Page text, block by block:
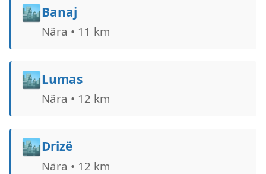
🏙️Banaj
Nära • 11 km
🏙️Lumas
Nära • 12 km
🏙️Drizë
Nära • 12 km